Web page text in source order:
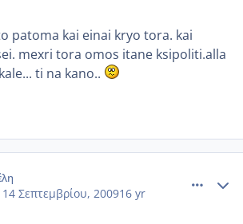
patoma kai einai kryo tora. kai
mexri tora omos itane ksipoliti.alla
ti na kano..
14 Σεπτεμβρίου, 200916 yr